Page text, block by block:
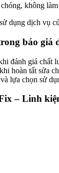
không
dụng dịch vụ
báo giá
đánh giá chất
hoàn tất sửa
lựa chọn sử
– Linh